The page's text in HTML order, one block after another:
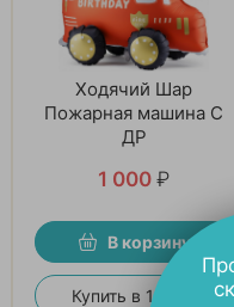
Ходячий Шар
Пожарная машина С
ДР
1 000 ₽
В корзину
Купить в 1 клик